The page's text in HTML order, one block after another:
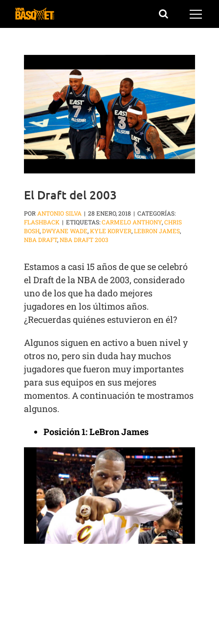
Saltar
El Draft del 2003
PORANTONIO SILVA | 28 ENERO, 2018 | CATEGORÍAS:
FLASHBACK | ETIQUETAS:CARMELO ANTHONY,CHRIS
BOSH,DWYANE WADE,KYLE KORVER,LEBRON JAMES,
NBA DRAFT,NBA DRAFT 2003
Estamos a casi 15 años de que se celebró
el Draft de la NBA de 2003, considerado
uno de los que ha dado mejores
jugadores en los últimos años.
¿Recuerdas quiénes estuvieron en él?
Algunos siguen en activo a buen nivel y
otros no, pero sin duda hay muchos
jugadores que fueron muy importantes
para sus equipos en sus mejores
momentos. A continuación te mostramos
algunos.
Posición 1: LeBron James